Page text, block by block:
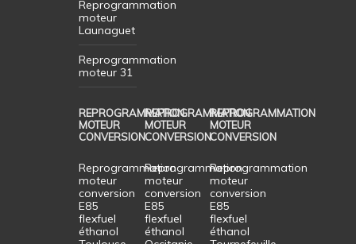
Reprogrammation
moteur
Launaguet
Reprogrammation
moteur 31
REPROGRAMMATION
MOTEUR
CONVERSION
Reprogrammation
moteur
conversion
E85
flexfuel
éthanol
REPROGRAMMATION
MOTEUR
CONVERSION
Reprogrammation
moteur
conversion
E85
flexfuel
éthanol
REPROGRAMMATION
MOTEUR
CONVERSION
Reprogrammation
moteur
conversion
E85
flexfuel
éthanol